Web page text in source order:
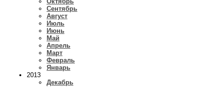
Сентябрь
Август
Июль
Июнь
Май
Апрель
Март
Февраль
Январь
2013
Декабрь